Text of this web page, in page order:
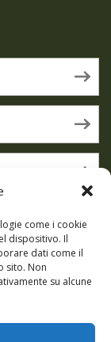
come i cookie
dispositivo. Il
dati come il
sito. Non
su alcune